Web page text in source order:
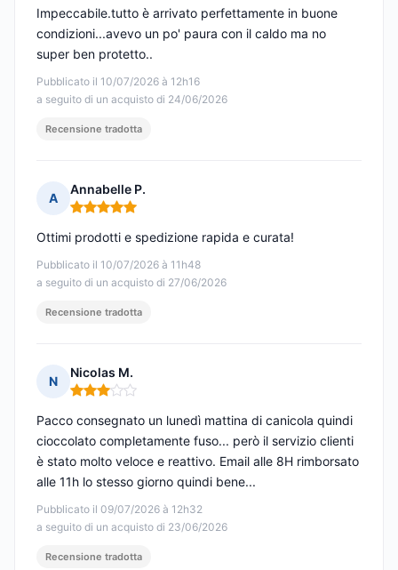
Pubblicato il 10/07/2026 à 12h16
a seguito di un acquisto di 24/06/2026
Impeccabile.tutto è arrivato perfettamente in buone
condizioni...avevo un po' paura con il caldo ma no
super ben protetto..
Recensione tradotta
A
Annabelle P.
Nota: 5 su 5
Pubblicato il 10/07/2026 à 11h48
a seguito di un acquisto di 27/06/2026
Ottimi prodotti e spedizione rapida e curata!
Recensione tradotta
N
Nicolas M.
Nota: 3 su 5
Pubblicato il 09/07/2026 à 12h32
a seguito di un acquisto di 23/06/2026
Pacco consegnato un lunedì mattina di canicola quindi
cioccolato completamente fuso... però il servizio clienti
è stato molto veloce e reattivo. Email alle 8H rimborsato
alle 11h lo stesso giorno quindi bene...
Recensione tradotta